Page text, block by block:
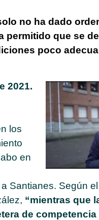
no ha dado
permitido que se
poco
2021.
los
en
Santianes. Según
“mientras que
de competencia